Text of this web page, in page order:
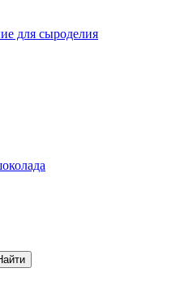
для сыроделия